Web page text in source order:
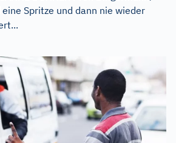
Spritze und dann nie wieder